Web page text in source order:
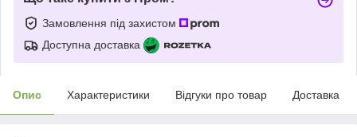
Замовлення під захистом
Доступна доставка
Опис Характеристики Відгуки про товар Доставка